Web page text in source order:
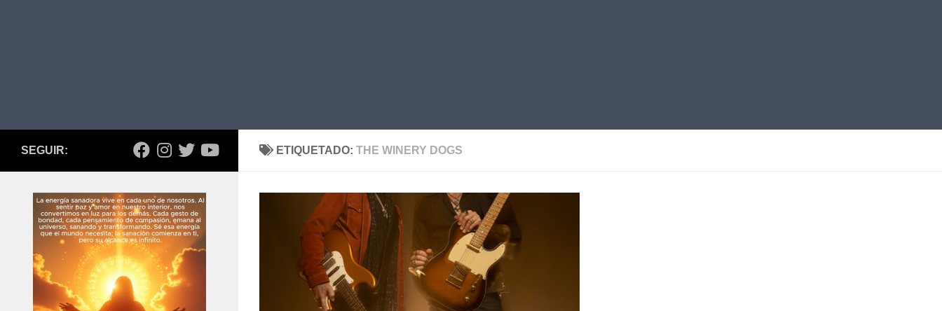
ETIQUETADO: THE WINERY DOGS
SEGUIR: